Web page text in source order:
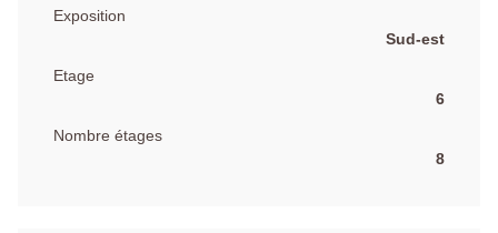
Exposition
Sud-est
Etage
6
Nombre étages
8